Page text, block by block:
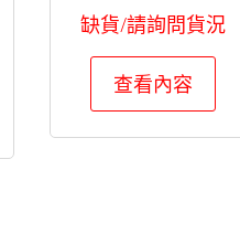
缺貨/請詢問貨況
查看內容